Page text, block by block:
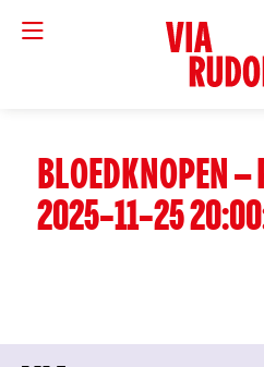
BLOEDKNOPEN
2025-11-25